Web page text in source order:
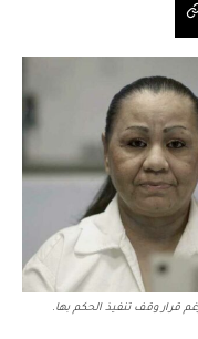
قرار وقف تنفيذ الحكم بها.